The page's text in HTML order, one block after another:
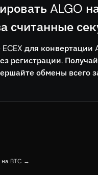
ALGO
считанные
для конвертации
регистрации.
обмены всего
на BTC →